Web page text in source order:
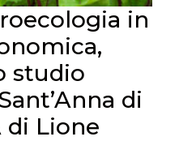
in
studio
di
di Lione